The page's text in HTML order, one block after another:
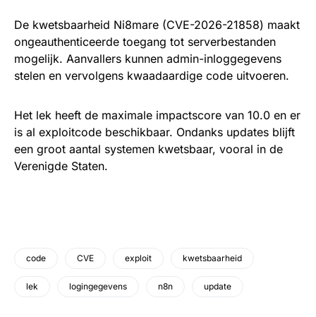
De kwetsbaarheid Ni8mare (CVE-2026-21858) maakt
ongeauthenticeerde toegang tot serverbestanden
mogelijk. Aanvallers kunnen admin-inloggegevens
stelen en vervolgens kwaadaardige code uitvoeren.
Het lek heeft de maximale impactscore van 10.0 en er
is al exploitcode beschikbaar. Ondanks updates blijft
een groot aantal systemen kwetsbaar, vooral in de
Verenigde Staten.
code CVE exploit kwetsbaarheid
lek logingegevens n8n update